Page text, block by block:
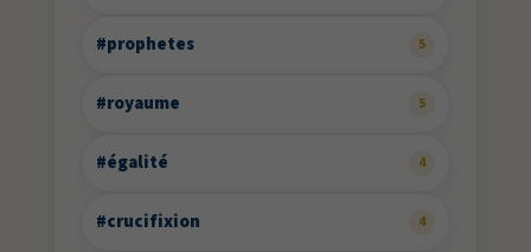
#prophetes 5
#royaume 5
#égalité 4
#crucifixion 4